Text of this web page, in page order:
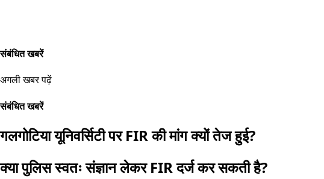
संबंधित खबरें
अगली खबर पढ़ें
संबंधित खबरें
गलगोटिया यूनिवर्सिटी पर FIR की मांग क्यों तेज हुई?
क्या पुलिस स्वतः संज्ञान लेकर FIR दर्ज कर सकती है?